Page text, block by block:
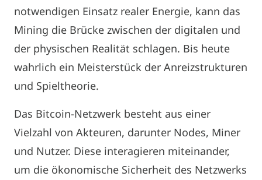
notwendigen Einsatz realer Energie, kann das
Mining die Brücke zwischen der digitalen und
der physischen Realität schlagen. Bis heute
wahrlich ein Meisterstück der Anreizstrukturen
und Spieltheorie.
Das Bitcoin-Netzwerk besteht aus einer
Vielzahl von Akteuren, darunter Nodes, Miner
und Nutzer. Diese interagieren miteinander,
um die ökonomische Sicherheit des Netzwerks